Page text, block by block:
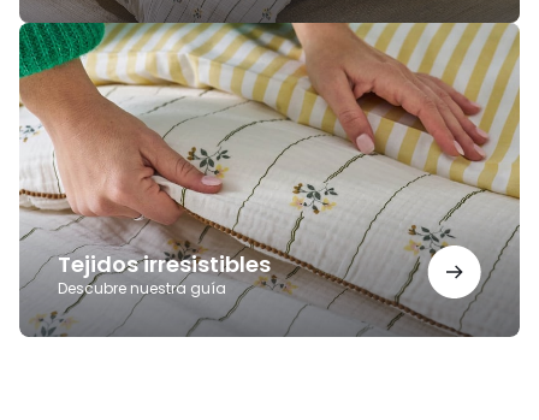
Tejidos irresistibles
Descubre nuestra guía
Tejidos
irresistibles